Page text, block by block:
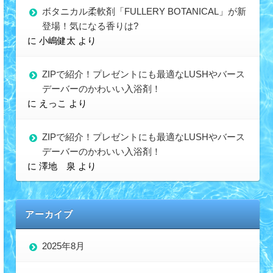
ボタニカル柔軟剤「FULLERY BOTANICAL」が新
登場！気になる香りは?
に 小嶋健太 より
ZIPで紹介！プレゼントにも最適なLUSHやバース
デーバーのかわいい入浴剤！
に えっこ より
ZIPで紹介！プレゼントにも最適なLUSHやバース
デーバーのかわいい入浴剤！
に 澤地 泉 より
アーカイブ
2025年8月